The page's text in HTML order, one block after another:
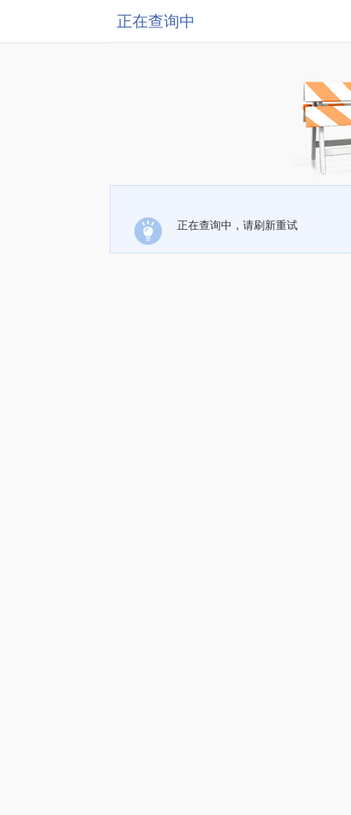
正在查询中
正在查询中，请刷新重试